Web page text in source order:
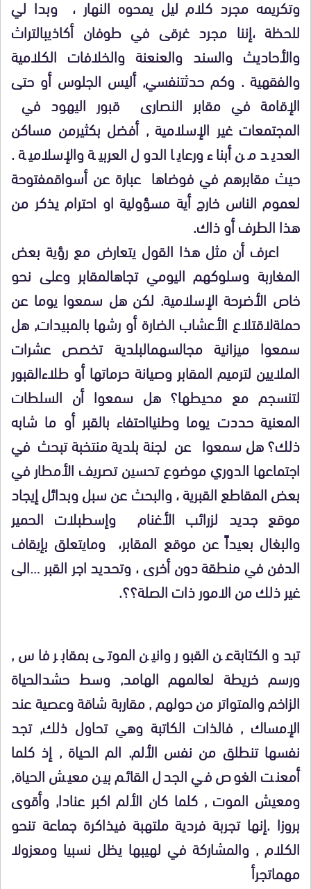
وتكريمه مجرد كلام ليل يمحوه النهار ، وبدا لي
للحظة ،إننا مجرد غرقى في طوفان أكاذيبالتراث
والأحاديث والسند والعنعنة والخلافات الكلامية
والفقهية . وكم حدثتنفسي, أليس الجلوس أو حتى
الإقامة في مقابر النصارى قبور اليهود في
المجتمعات غير الإسلامية , أفضل بكثيرمن مساكن
العديد من أبناء ورعايا الدول العربية والإسلامية .
حيث مقابرهم في فوضاها عبارة عن أسواقمفتوحة
لعموم الناس خارج أية مسؤولية او احترام يذكر من
هذا الطرف أو ذاك.
اعرف أن مثل هذا القول يتعارض مع رؤية بعض
المغاربة وسلوكهم اليومي تجاهالمقابر وعلى نحو
خاص الأضرحة الإسلامية. لكن هل سمعوا يوما عن
حملةلاقتلاع الأعشاب الضارة أو رشها بالمبيدات, هل
سمعوا ميزانية مجالسهمالبلدية تخصص عشرات
الملايين لترميم المقابر وصيانة حرماتها أو طلاءالقبور
لتنسجم مع محيطها؟ هل سمعوا أن السلطات
المعنية حددت يوما وطنيااحتفاء بالقبر أو ما شابه
ذلك؟ هل سمعوا عن لجنة بلدية منتخبة تبحث في
اجتماعها الدوري موضوع تحسين تصريف الأمطار في
بعض المقاطع القبرية ، والبحث عن سبل وبدائل إيجاد
موقع جديد لزرائب الأغنام وإسطبلات الحمير
والبغال بعيداً عن موقع المقابر، ومايتعلق بإيقاف
الدفن في منطقة دون أخرى ، وتحديد اجر القبر …الى
غير ذلك من الامور ذات الصلة؟؟.
تبدو الكتابةعن القبور وانين الموتى بمقابر فاس ,
ورسم خريطة لعالمهم الهامد, وسط حشدالحياة
الزاخم والمتواتر من حولهم , مقاربة شاقة وعصية عند
الإمساك , فالذات الكاتبة وهي تحاول ذلك, تجد
نفسها تنطلق من نفس الألم. الم الحياة , إذ كلما
أمعنت الغوص في الجدل القائم بين معيش الحياة,
ومعيش الموت , كلما كان الألم اكبر عنادا, وأقوى
بروزا .إنها تجربة فردية ملتهبة فيذاكرة جماعة تنحو
الكلام , والمشاركة في لهيبها يظل نسبيا ومعزولا
مهماتجرأ